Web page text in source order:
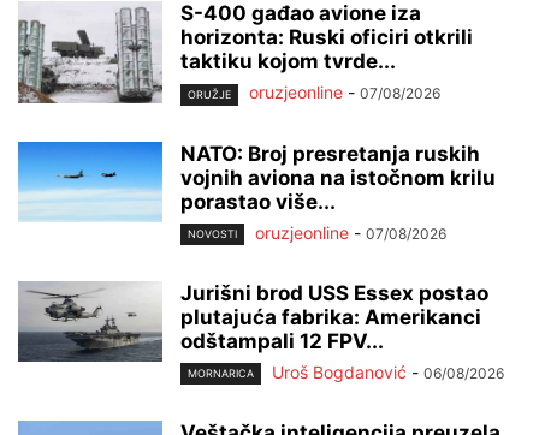
S-400 gađao avione iza
horizonta: Ruski oficiri otkrili
taktiku kojom tvrde...
ORUŽJE oruzjeonline - 07/08/2026
NATO: Broj presretanja ruskih
vojnih aviona na istočnom krilu
porastao više...
NOVOSTI oruzjeonline - 07/08/2026
Jurišni brod USS Essex postao
plutajuća fabrika: Amerikanci
odštampali 12 FPV...
MORNARICA Uroš Bogdanović - 06/08/2026